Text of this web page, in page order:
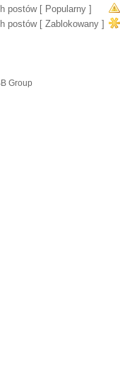
postów [ Popularny ]
postów [ Zablokowany ]
Group